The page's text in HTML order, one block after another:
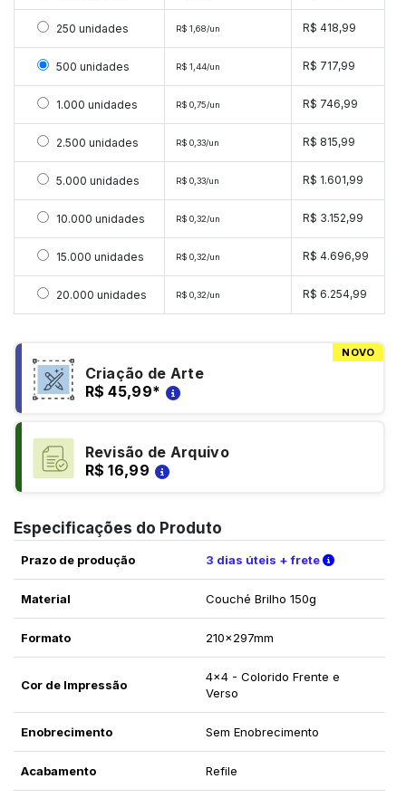
Selecionar 250 unidades
250 unidades R$ 1,68/un R$ 418,99
Selecionar 500 unidades
500 unidades R$ 1,44/un R$ 717,99
Selecionar 1000 unidades
1.000 unidades R$ 0,75/un R$ 746,99
Selecionar 2500 unidades
2.500 unidades R$ 0,33/un R$ 815,99
Selecionar 5000 unidades
5.000 unidades R$ 0,33/un R$ 1.601,99
Selecionar 10000 unidades
10.000 unidades R$ 0,32/un R$ 3.152,99
Selecionar 15000 unidades
15.000 unidades R$ 0,32/un R$ 4.696,99
Selecionar 20000 unidades
20.000 unidades R$ 0,32/un R$ 6.254,99
NOVO
Criação de Arte
R$ 45,99*
Revisão de Arquivo
R$ 16,99
Especificações do Produto
Prazo de produção 3 dias úteis + frete Verifique
Material Couché Brilho 150g
Formato 210x297mm
Cor de Impressão
4x4 - Colorido Frente e
Verso
Enobrecimento Sem Enobrecimento
Acabamento Refile